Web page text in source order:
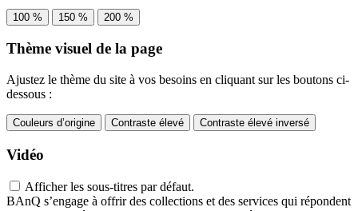
100 % 150 % 200 %
Thème visuel de la page
Ajustez le thème du site à vos besoins en cliquant sur les boutons ci-
dessous :
Couleurs d’origine Contraste élevé Contraste élevé inversé
Vidéo
Afficher les sous-titres par défaut.
BAnQ s’engage à offrir des collections et des services qui répondent